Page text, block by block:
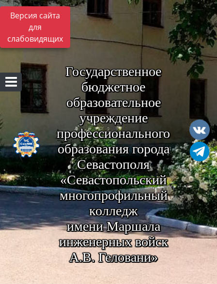
Версия сайта
для
слабовидящих
Государственное
бюджетное
образовательное
учреждение
профессионального
образования города
Севастополя
«Севастопольский
многопрофильный
колледж
имени Маршала
инженерных войск
А.В. Геловани»